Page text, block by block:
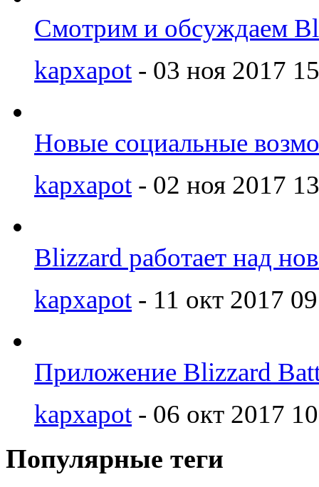
Смотрим и обсуждаем
kapxapot - 03 ноя 2017
Новые социальные
kapxapot - 02 ноя 2017
Blizzard работает над
kapxapot - 11 окт 2017
Приложение Blizzard
kapxapot - 06 окт 2017
Популярные теги